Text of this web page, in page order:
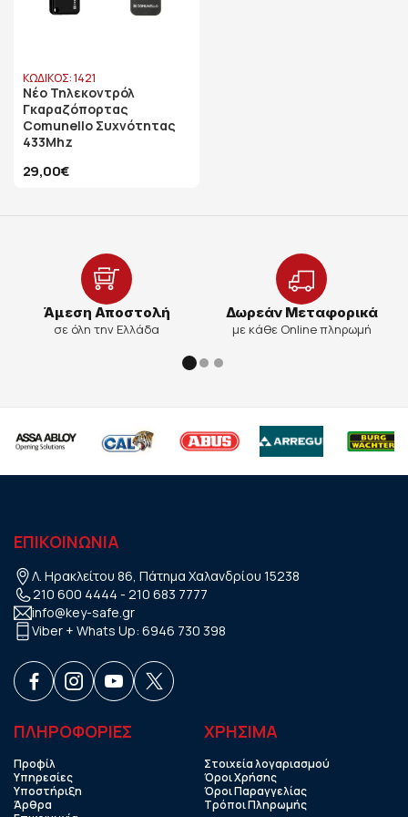
ΚΩΔΙΚΟΣ: 1421
Νέο Τηλεκοντρόλ
Γκαραζόπορτας
Comunello Συχνότητας
433Mhz
29,00€
Άμεση Αποστολή
σε όλη την Ελλάδα
Δωρεάν Μεταφορικά
με κάθε Online πληρωμή
ΕΠΙΚΟΙΝΩΝΙΑ
Λ. Ηρακλείτου 86, Πάτημα Χαλανδρίου 15238
210 600 4444 - 210 683 7777
info@key-safe.gr
Viber + Whats Up: 6946 730 398
ΠΛΗΡΟΦΟΡΙΕΣ
Προφίλ
Υπηρεσίες
Υποστήριξη
Άρθρα
ΧΡHΣΙΜΑ
Στοιχεία λογαριασμού
Όροι Χρήσης
Όροι Παραγγελίας
Τρόποι Πληρωμής